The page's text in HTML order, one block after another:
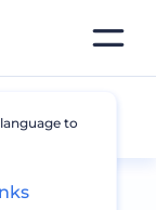
to